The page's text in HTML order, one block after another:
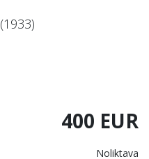
(1933)
400 EUR
Noliktava